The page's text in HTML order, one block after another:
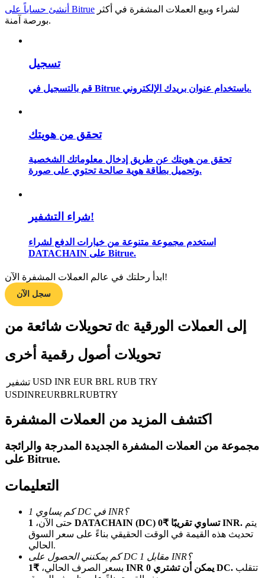
كن متداول نسخ
استمتع بتقاسم الأرباح وعمولات نسخ التداول
إلى ذلك.
مرشد
دليل المبتدئين للعقود الآجلة
تعلم كيفية البقاء مربحة
أنشئ حساباً على Bitrue
بورصة آمنة.
تسجيل
قم بالتسجيل في Bitrue باستخدام عنوان بريدك الإلكتروني.
تحقق من هويتك
تحقق من هويتك عن طريق إدخال معلوماتك الشخصية
وتحميل بطاقة هوية صالحة تحتوي على صورة.
شراء التشفير!
استخدم مجموعة متنوعة من خيارات الدفع لشراء
DATACHAIN على Bitrue.
ابدأ رحلتك في عالم العملات المشفرة الآن!
سجل الآن
تحويلات شائعة من dc إلى العملات الورقية
تحويلات أصول رقمية أخرى
تشفير USD INR EUR BRL RUB TRY
USDINREURBRLRUBTRY
اكتشف المزيد من العملات المشفرة
مجموعة من العملات المشفرة الجديدة المدرجة والرائجة
Bitrue.
التعليمات
كم يساوي 1 DC في INR؟
حتى الآن،
1 DATACHAIN (DC) تساوي تقريبًا ₹0 INR.
تحديث هذه القيمة في الوقت الحقيقي بناءً على سعر السوق
الحالي.
كم يمكنني الحصول على DC مقابل 1 INR؟
بسعر الصرف الحالي،
₹1 INR يمكن أن تشتري 0 DC.